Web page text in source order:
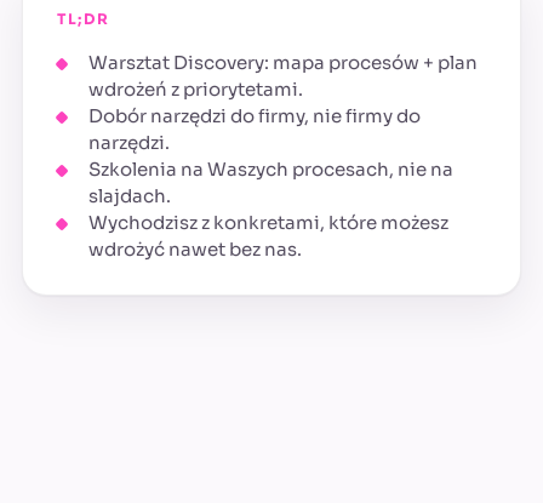
TL;DR
Warsztat Discovery: mapa procesów + plan
wdrożeń z priorytetami.
Dobór narzędzi do firmy, nie firmy do
narzędzi.
Szkolenia na Waszych procesach, nie na
slajdach.
Wychodzisz z konkretami, które możesz
wdrożyć nawet bez nas.